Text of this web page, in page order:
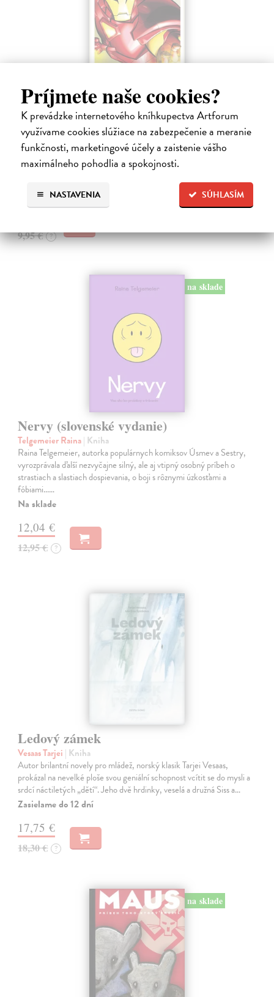
Príjmete naše cookies?
K prevádzke internetového kníhkupectva Artforum
využívame cookies slúžiace na zabezpečenie a meranie
funkčnosti, marketingové účely a zaistenie vášho
maximálneho pohodlia a spokojnosti.
SÚHLASÍM
NASTAVENIA
Iron Man. Nikdy sa nevzdáva
kolektív autorov| Kniha
Tony Stark - či už ako miliardár a vynálezca, alebo ako oceľový
bojovník Iron Man - má jediný cieľ: Urobiť zo sveta lepšie a
bezpečnejšie miesto. Aby to dosiahol, nebojí sa vydať ani do tých
Na sklade
9,95 € ?
na sklade
Nervy (slovenské vydanie)
Telgemeier Raina| Kniha
Raina Telgemeier, autorka populárnych komiksov Úsmev a Sestry,
vyrozprávala ďalší nezvyčajne silný, ale aj vtipný osobný príbeh o
strastiach a slastiach dospievania, o boji s rôznymi úzkosťami a
fóbiami...…
Na sklade
12,04 €
12,95 € ?
Ledový zámek
Vesaas Tarjei | Kniha
Autor brilantní novely pro mládež, norský klasik Tarjei Vesaas,
prokázal na nevelké ploše svou geniální schopnost vcítit se do mysli a
srdcí náctiletých „dětí“. Jeho dvě hrdinky, veselá a družná Siss a…
Zasielame do 12 dní
17,75 €
18,30 € ?
na sklade